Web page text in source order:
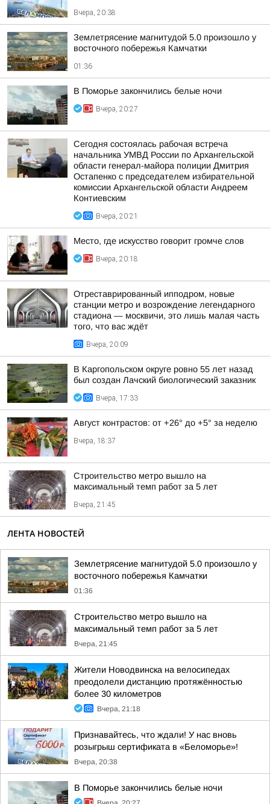
Вчера, 20:38
Землетрясение магнитудой 5.0 произошло у
восточного побережья Камчатки
01:36
В Поморье закончились белые ночи
Вчера, 20:27
Сегодня состоялась рабочая встреча
начальника УМВД России по Архангельской
области генерал-майора полиции Дмитрия
Остапенко с председателем избирательной
комиссии Архангельской области Андреем
Контиевским
Вчера, 20:21
Место, где искусство говорит громче слов
Вчера, 20:18
Отреставрированный ипподром, новые
станции метро и возрождение легендарного
стадиона — москвичи, это лишь малая часть
того, что вас ждёт
Вчера, 20:09
В Каргопольском округе ровно 55 лет назад
был создан Лачский биологический заказник
Вчера, 17:33
Август контрастов: от +26° до +5° за неделю
Вчера, 18:37
Строительство метро вышло на
максимальный темп работ за 5 лет
Вчера, 21:45
ЛЕНТА НОВОСТЕЙ
Землетрясение магнитудой 5.0 произошло у
восточного побережья Камчатки
01:36
Строительство метро вышло на
максимальный темп работ за 5 лет
Вчера, 21:45
Жители Новодвинска на велосипедах
преодолели дистанцию протяжённостью
более 30 километров
Вчера, 21:18
Признавайтесь, что ждали! У нас вновь
розыгрыш сертификата в «Беломорье»!
Вчера, 20:38
В Поморье закончились белые ночи